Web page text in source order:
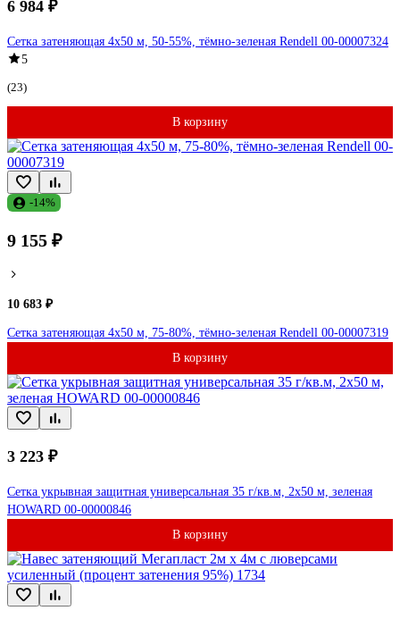
6 984 ₽
Сетка затеняющая 4x50 м, 50-55%, тёмно-зеленая Rendell 00-00007324
5
(23)
В корзину
-14%
9 155 ₽
10 683 ₽
Сетка затеняющая 4x50 м, 75-80%, тёмно-зеленая Rendell 00-00007319
В корзину
3 223 ₽
Сетка укрывная защитная универсальная 35 г/кв.м, 2x50 м, зеленая
HOWARD 00-00000846
В корзину